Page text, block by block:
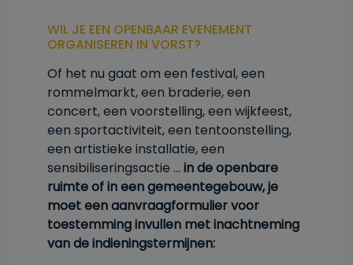
WIL JE EEN OPENBAAR EVENEMENT
ORGANISEREN IN VORST?
Of het nu gaat om een festival, een
rommelmarkt, een braderie, een
concert, een voorstelling, een wijkfeest,
een sportactiviteit, een tentoonstelling,
een artistieke installatie, een
sensibiliseringsactie … in de openbare
ruimte of in een gemeentegebouw, je
moet een aanvraagformulier voor
toestemming invullen met inachtneming
van de indieningstermijnen: